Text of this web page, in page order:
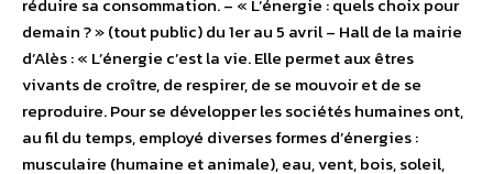
réduire sa consommation. – « L’énergie : quels choix pour
demain ? » (tout public) du 1er au 5 avril – Hall de la mairie
d’Alès : « L’énergie c’est la vie. Elle permet aux êtres
vivants de croître, de respirer, de se mouvoir et de se
reproduire. Pour se développer les sociétés humaines ont,
au fil du temps, employé diverses formes d’énergies :
musculaire (humaine et animale), eau, vent, bois, soleil,